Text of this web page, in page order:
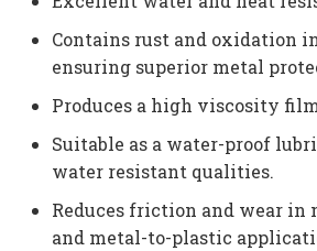
Contains rust and oxidation
ensuring superior metal
Produces a high viscosity
Suitable as a water-proof
water resistant qualities.
Reduces friction and wear in
and metal-to-plastic